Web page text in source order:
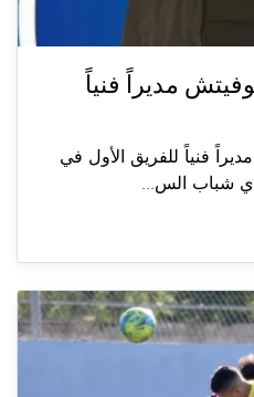
مديراً فنياً
فنياً للفريق الأول في
شباب الس...